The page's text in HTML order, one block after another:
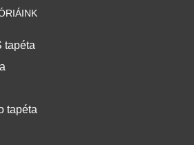
tapéta
tapéta